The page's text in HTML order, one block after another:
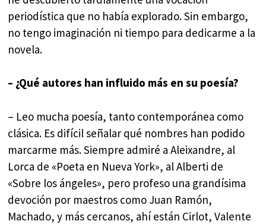
periodística que no había explorado. Sin embargo,
no tengo imaginación ni tiempo para dedicarme a la
novela.
– ¿Qué autores han influido más en su poesía?
– Leo mucha poesía, tanto contemporánea como
clásica. Es difícil señalar qué nombres han podido
marcarme más. Siempre admiré a Aleixandre, al
Lorca de «Poeta en Nueva York», al Alberti de
«Sobre los ángeles», pero profeso una grandísima
devoción por maestros como Juan Ramón,
Machado, y más cercanos, ahí están Cirlot, Valente